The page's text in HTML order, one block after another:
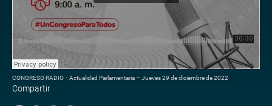
CONGRESO RADIO · Actualidad Parlamentaria – Jueves 29 de diciembre de 2022
Compartir